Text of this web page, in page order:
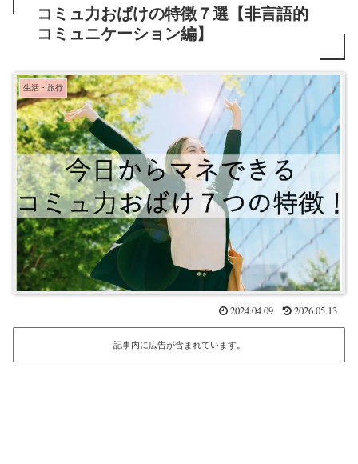
コミュ力おばけの特徴７選【非言語的
コミュニケーション編】
生活・旅行
2024.04.09 2026.05.13
記事内に広告が含まれています。